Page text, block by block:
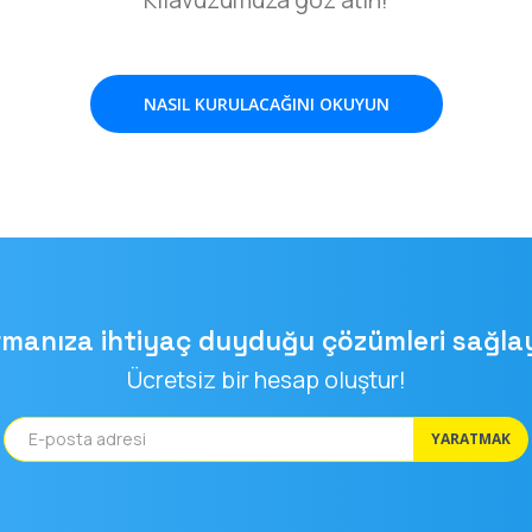
NASIL KURULACAĞINI OKUYUN
ihtiyaç duyduğu çözümleri
Ücretsiz bir hesap oluştur!
YARATMAK